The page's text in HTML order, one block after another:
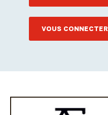
VOUS CONNECTER